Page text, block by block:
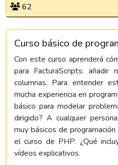
62
Curso básico de
Con este curso aprenderá
para FacturaScripts: añadir
columnas. Para entender
mucha experiencia en
básico para modelar
dirigido? A cualquier
muy básicos de
el curso de PHP. ¿Qué
vídeos explicativos.